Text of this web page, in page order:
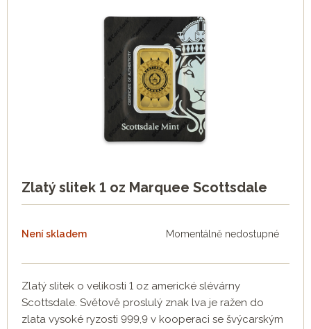
Zlatý slitek 1 oz Marquee Scottsdale
Není skladem Momentálně nedostupné
Zlatý slitek o velikosti 1 oz americké slévárny
Scottsdale. Světově proslulý znak lva je ražen do
zlata vysoké ryzosti 999,9 v kooperaci se švýcarským